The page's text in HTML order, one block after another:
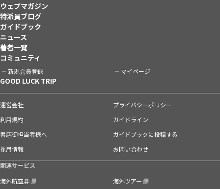
ウェブマガジン
特派員ブログ
ガイドブック
ニュース
著者一覧
コミュニティ
新規会員登録 マイページ
GOOD LUCK TRIP
運営会社
プライバシーポリシー
利用規約
ガイドライン
書店御担当者様へ
ガイドブックに投稿する
採用情報
お問い合わせ
関連サービス
海外航空券
海外ツアー